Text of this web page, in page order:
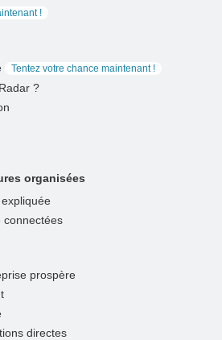
!
Tentez votre chance maintenant !
?
organisées
connectées
prospère
directes